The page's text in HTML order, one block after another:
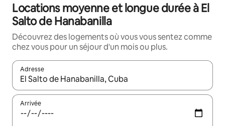
Locations moyenne et longue durée à El
Salto de Hanabanilla
Découvrez des logements où vous vous sentez comme
chez vous pour un séjour d'un mois ou plus.
Adresse
Lorsque les résultats s'affichent, utilisez les flèches vers le
Arrivée